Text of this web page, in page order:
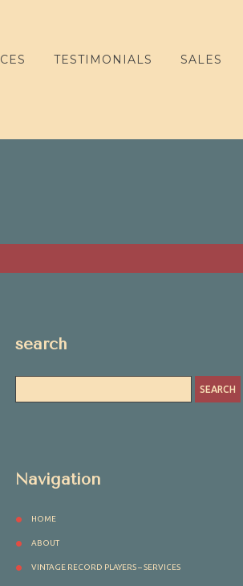
TESTIMONIALS SALES
search
Navigation
HOME
ABOUT
VINTAGE RECORD PLAYERS – SERVICES